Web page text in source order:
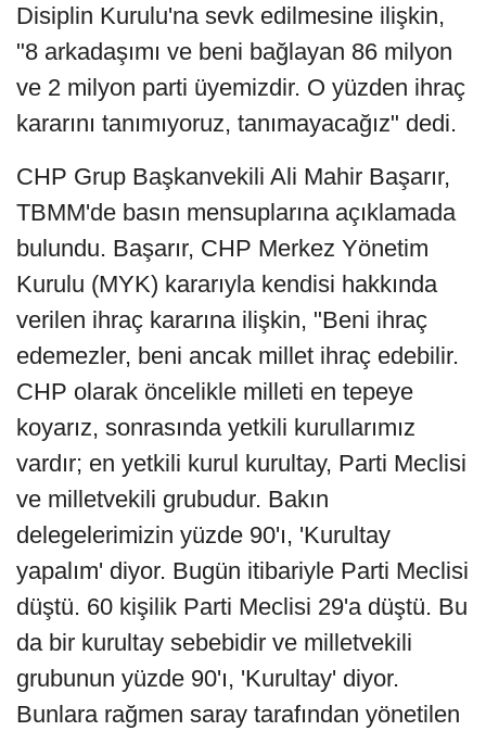
Disiplin Kurulu'na sevk edilmesine ilişkin,
"8 arkadaşımı ve beni bağlayan 86 milyon
ve 2 milyon parti üyemizdir. O yüzden ihraç
kararını tanımıyoruz, tanımayacağız" dedi.
CHP Grup Başkanvekili Ali Mahir Başarır,
TBMM'de basın mensuplarına açıklamada
bulundu. Başarır, CHP Merkez Yönetim
Kurulu (MYK) kararıyla kendisi hakkında
verilen ihraç kararına ilişkin, "Beni ihraç
edemezler, beni ancak millet ihraç edebilir.
CHP olarak öncelikle milleti en tepeye
koyarız, sonrasında yetkili kurullarımız
vardır; en yetkili kurul kurultay, Parti Meclisi
ve milletvekili grubudur. Bakın
delegelerimizin yüzde 90'ı, 'Kurultay
yapalım' diyor. Bugün itibariyle Parti Meclisi
düştü. 60 kişilik Parti Meclisi 29'a düştü. Bu
da bir kurultay sebebidir ve milletvekili
grubunun yüzde 90'ı, 'Kurultay' diyor.
Bunlara rağmen saray tarafından yönetilen